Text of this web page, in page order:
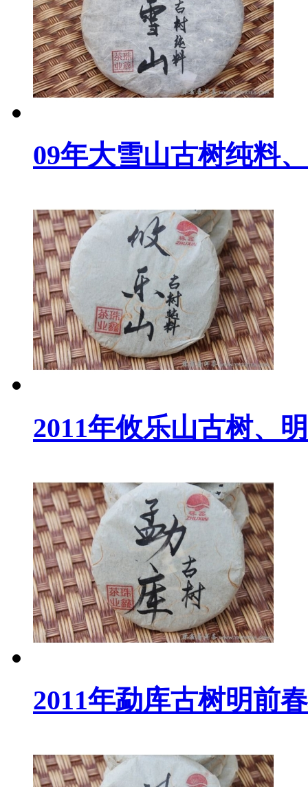
09年大雪山古树纯料
2011年攸乐山古树、
2011年勐库古树明前